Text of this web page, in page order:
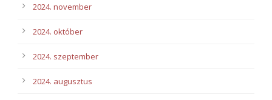
2024. november
2024. október
2024. szeptember
2024. augusztus